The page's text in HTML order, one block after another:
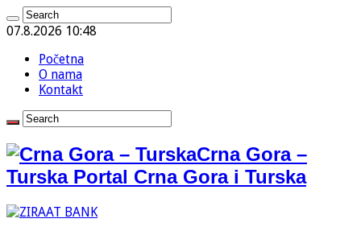
07.8.2026 10:48
Početna
O nama
Kontakt
Crna Gora –
Turska Portal Crna Gora i Turska